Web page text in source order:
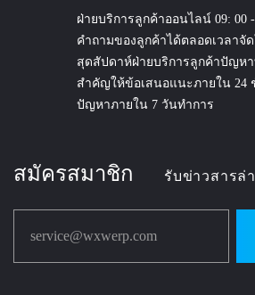
ฝ่ายบริการลูกค้าออนไลน์ 09: 00
คำถามของลูกค้าได้ตลอดเวลาจั
สุดสัปดาห์ฝ่ายบริการลูกค้าปัญห
สำคัญให้ข้อเสนอแนะภายใน 24
ปัญหาภายใน 7 วันทำการ
สมัครสมาชิก รับข่าวสารล่
service@wxwerp.com